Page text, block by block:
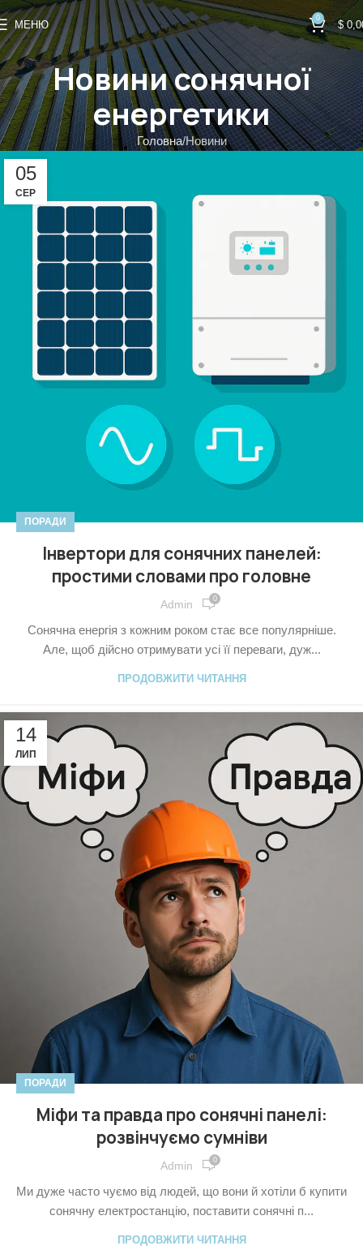
МЕНЮ
0
$
Новини сонячної
енергетики
Головна Новини
05
СЕР
ПОРАДИ
Інвертори для сонячних панелей:
простими словами про головне
Admin 0
Сонячна енергія з кожним роком стає все популярніше.
Але, щоб дійсно отримувати усі її переваги, дуж...
ПРОДОВЖИТИ ЧИТАННЯ
14
ЛИП
ПОРАДИ
Міфи та правда про сонячні панелі:
розвінчуємо сумніви
Admin 0
Ми дуже часто чуємо від людей, що вони й хотіли б купити
сонячну електростанцію, поставити сонячні п...
ПРОДОВЖИТИ ЧИТАННЯ